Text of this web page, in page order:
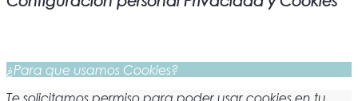
¿Para que usamos Cookies?
Te solicitamos permiso para poder usar cookies en tu